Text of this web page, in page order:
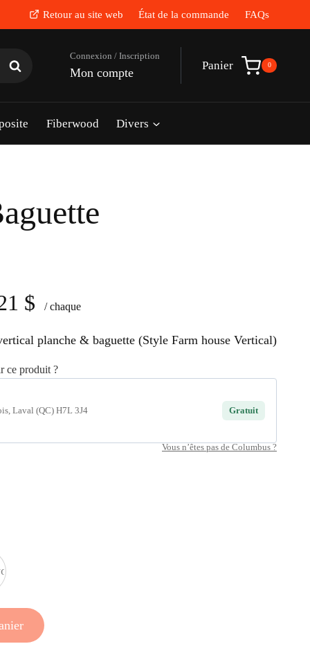
Retour au site web État de la commande FAQs
Rechercher Mon compte Panier 0
Fiberwood Divers
$ / chaque
planche & baguette (Style Farm house Vertical)
ce produit ?
Laval (QC) H7L 3J4 Gratuit
Vous n’êtes pas de Columbus ?